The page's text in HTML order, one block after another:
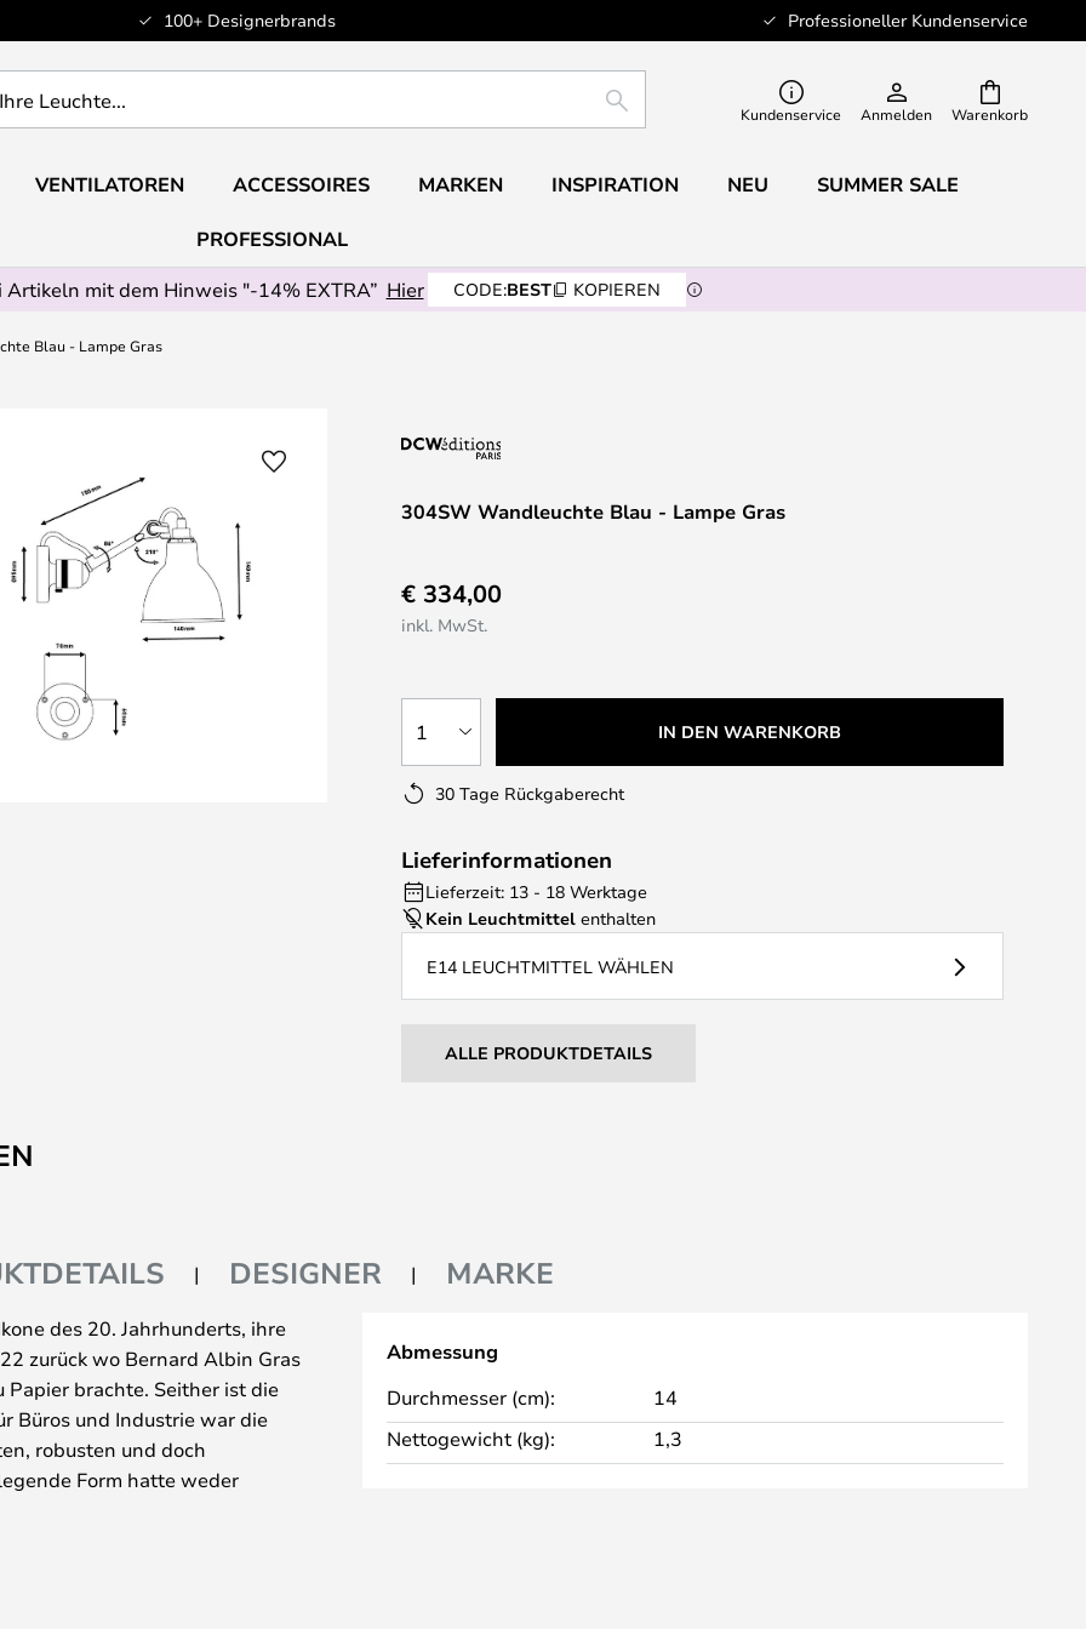
100+ Designerbrands Professioneller Kundenservice
Warenkorb
SUCHE Kundenservice Anmelden
VENTILATOREN ACCESSOIRES MARKEN INSPIRATION NEU SUMMER SALE
PROFESSIONAL
mit dem Hinweis "-14% EXTRA” Hier CODE:BEST KOPIEREN
Blau - Lampe Gras
304SW Wandleuchte Blau - Lampe Gras
€ 334,00
inkl. MwSt.
1 IN DEN WARENKORB
30 Tage Rückgaberecht
Lieferinformationen
Lieferzeit: 13 - 18 Werktage
Kein Leuchtmittel enthalten
E14 LEUCHTMITTEL WÄHLEN
ALLE PRODUKTDETAILS
DESIGNER MARKE
des 20. Jahrhunderts, ihre
zurück wo Bernard Albin Gras
brachte. Seither ist die
Büros und Industrie war die
robusten und doch
Form hatte weder
Abmessung
Durchmesser (cm):
14
Nettogewicht (kg):
1,3